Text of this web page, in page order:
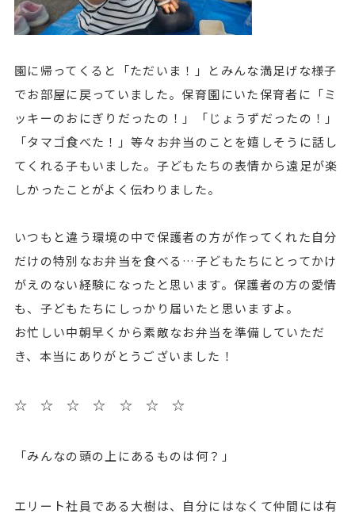
園に帰ってくると「ただいま！」とみんな満足げな様子
でお部屋に戻っていました。保育園にいた保育者に「ミ
ッキーのおにぎりだったの！」「じょうずだったの！」
「タマゴ食べた！」等々お弁当のことを嬉しそうに話し
てくれる子もいました。子どもたちの表情から遠足が楽
しかったことがよく伝わりました。
いつもと違う環境の中で保護者の方が作ってくれた自分
だけの特別なお弁当を食べる…子どもたちにとってかけ
がえのない経験になったと思います。保護者の方の愛情
も、子どもたちにしっかり届いたと思いますよ。
お忙しい中朝早くから素敵なお弁当を準備していただ
き、本当にありがとうございました！
☆ ☆ ☆ ☆ ☆ ☆ ☆
「みんなの頭の上にあるものは何？」
エリート社員である大樹は、自分にはなくて仲間には有